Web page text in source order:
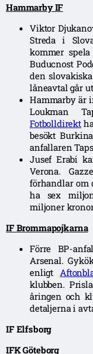
Hammarby IF
Viktor
Streda i
kommer
Buducnost
den
låneavtal går
Hammarby är
Loukman
Fotbolldirekt
besökt
anfallaren
Jusef Erabi
Verona.
förhandlar om
ha sex
miljoner
IF Brommapojkarna
Förre BP-
Arsenal.
enligt
klubben.
åringen och
detaljerna i
IF Elfsborg
IFK Göteborg